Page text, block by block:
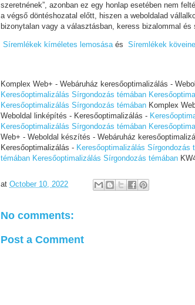
szeretnének”, azonban ez egy honlap esetében nem
a végső döntéshozatal előtt, hiszen a weboldalad
bizonytalan vagy a választásban, keress bizalommal
Síremlékek kíméletes lemosásaés Síremlékek
Komplex Web+ - Webáruház keresőoptimalizálás -
Keresőoptimalizálás Sírgondozás témában
Keresőoptimalizálás Sírgondozás témában Komplex
Weboldal linképítés - Keresőoptimalizálás -
Keresőoptimalizálás Sírgondozás témában
Web+ - Weboldal készítés - Webáruház
Keresőoptimalizálás - Keresőoptimalizálás Sírgondozás
témában Keresőoptimalizálás Sírgondozás témában
at October 10, 2022
No comments:
Post a Comment